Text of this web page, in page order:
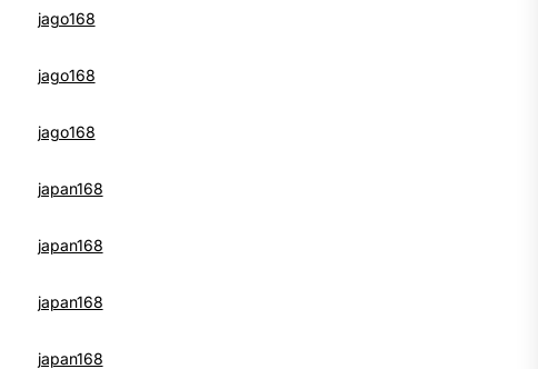
jago168
jago168
jago168
japan168
japan168
japan168
japan168